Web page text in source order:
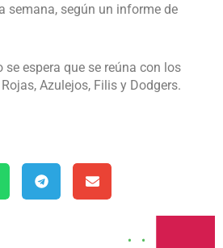
semana, según un informe de
espera que se reúna con los
Azulejos, Filis y Dodgers.